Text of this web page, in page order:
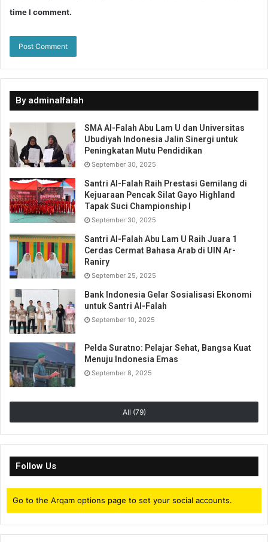
time I comment.
By adminalfalah
SMA Al-Falah Abu Lam U dan Universitas
Ubudiyah Indonesia Jalin Sinergi untuk
Peningkatan Mutu Pendidikan
September 30, 2025
Santri Al-Falah Raih Prestasi Gemilang di
Kejuaraan Pencak Silat Gayo Highland
Tapak Suci Championship I
September 30, 2025
Santri Al-Falah Abu Lam U Raih Juara 1
Cerdas Cermat Bahasa Arab di UIN Ar-
Raniry
September 25, 2025
Bank Indonesia Gelar Sosialisasi Ekonomi
untuk Santri Al-Falah
September 10, 2025
Pelda Suratno: Pelajar Sehat, Bangsa Kuat
Menuju Indonesia Emas
September 8, 2025
All (79)
Follow Us
Go to the Arqam options page to set your social accounts.